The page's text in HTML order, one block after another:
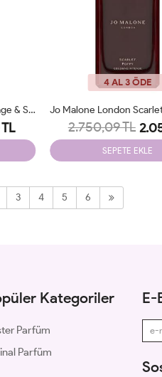
Jo Malone London Wood Sage & Sea Salt 100ml Bayan Parfüm Unisex Tester
4 AL 3 ÖDE
2.750,09 TL
SEPETE EKLE
3 4 5 6
Kategoriler
Parfüm
Parfüm
E-